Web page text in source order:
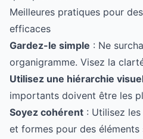
Meilleures pratiques pour
efficaces
Gardez-le simple : Ne
organigramme. Visez la
Utilisez une hiérarchie
importants doivent être les
Soyez cohérent : Utilisez
et formes pour des éléments